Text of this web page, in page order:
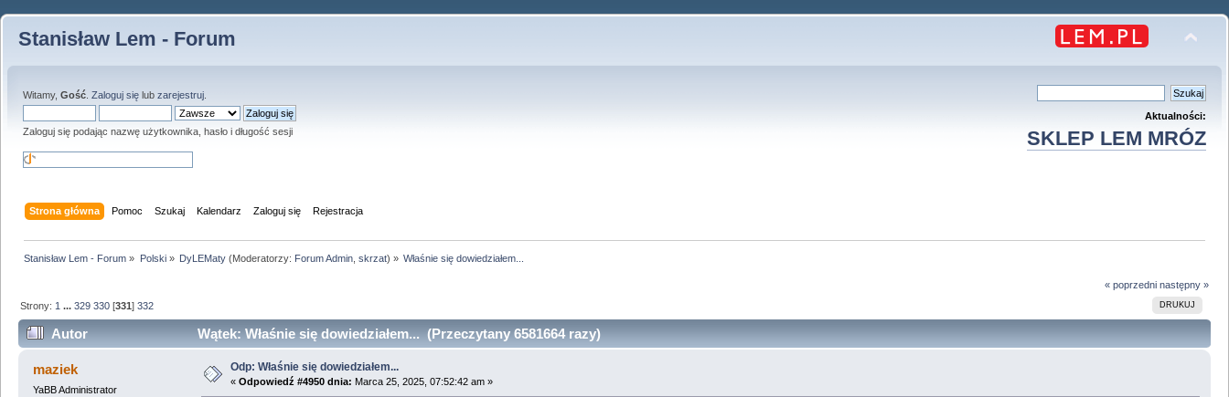
Stanisław Lem - Forum
Witamy, Gość Zaloguj się lub zarejestruj
Zaloguj się podając nazwę użytkownika, hasło i długość sesji
Aktualności:
SKLEP LEM MRÓZ
Strona główna Pomoc Szukaj Kalendarz Zaloguj się Rejestracja
Stanisław Lem - Forum » Polski» DyLEMaty(Moderatorzy: Forum Admin, skrzat) » Właśnie się dowiedziałem...
« poprzedni następny »
DRUKUJ
Strony: 1 ...329 330 [331]332
Autor Wątek: Właśnie się dowiedziałem... (Przeczytany 6581664 razy)
maziek
YaBB Administrator
Odp: Właśnie się dowiedziałem...
« Odpowiedź #4950 dnia: Marca 25, 2025, 07:52:42 am »